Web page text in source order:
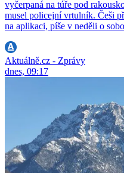
vyčerpaná na túře pod
musel policejní vrtulník. Češi
na aplikaci, píše v neděli o
Aktuálně.cz - Zprávy
dnes, 09:17